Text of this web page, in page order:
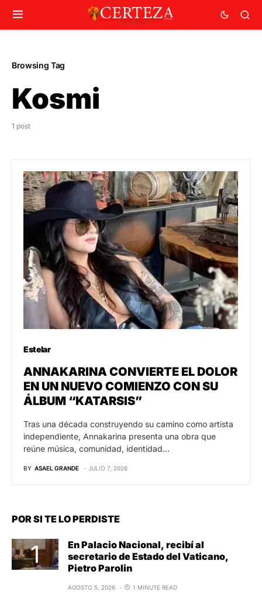
Browsing Tag
Kosmi
1 post
Estelar
ANNAKARINA CONVIERTE EL DOLOR
EN UN NUEVO COMIENZO CON SU
ÁLBUM “KATARSIS”
Tras una década construyendo su camino como artista
independiente, Annakarina presenta una obra que
reúne música, comunidad, identidad…
BY ASAEL GRANDE JULIO 7, 2026
POR SI TE LO PERDISTE
En Palacio Nacional, recibí al
secretario de Estado del Vaticano,
Pietro Parolin
AGOSTO 5, 2026 1 MINUTE READ